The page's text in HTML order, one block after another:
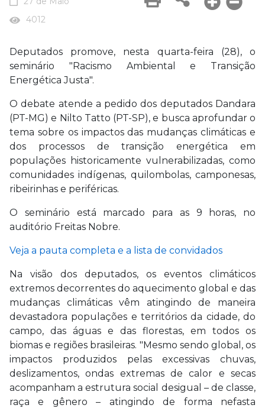
4012
Deputados promove, nesta quarta-feira (28), o
seminário "Racismo Ambiental e Transição
Energética Justa".
O debate atende a pedido dos deputados Dandara
(PT-MG) e Nilto Tatto (PT-SP), e busca aprofundar o
tema sobre os impactos das mudanças climáticas e
dos processos de transição energética em
populações historicamente vulnerabilizadas, como
comunidades indígenas, quilombolas, camponesas,
ribeirinhas e periféricas.
O seminário está marcado para as 9 horas, no
auditório Freitas Nobre.
Veja a pauta completa e a lista de convidados
Na visão dos deputados, os eventos climáticos
extremos decorrentes do aquecimento global e das
mudanças climáticas vêm atingindo de maneira
devastadora populações e territórios da cidade, do
campo, das águas e das florestas, em todos os
biomas e regiões brasileiras. "Mesmo sendo global, os
impactos produzidos pelas excessivas chuvas,
deslizamentos, ondas extremas de calor e secas
acompanham a estrutura social desigual – de classe,
raça e gênero – atingindo de forma nefasta